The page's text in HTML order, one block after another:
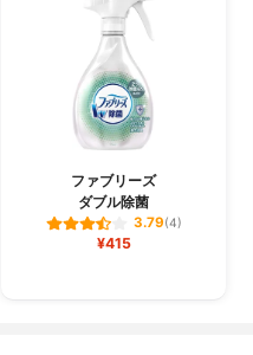
ファブリーズ
ダブル除菌
3.79(4)
¥415